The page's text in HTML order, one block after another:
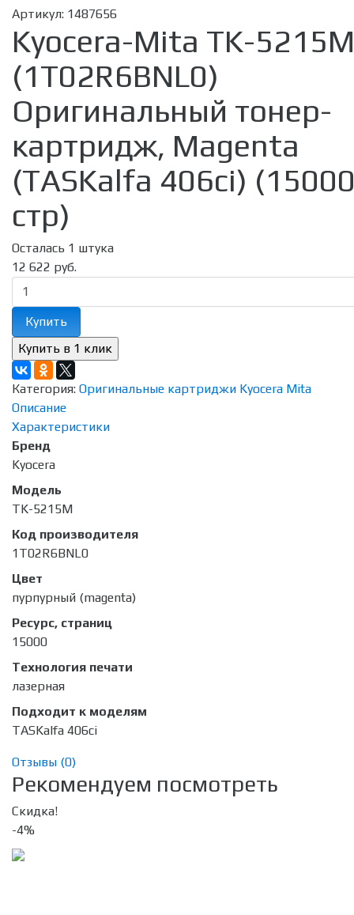
Артикул: 1487656
Kyocera-Mita TK-5215M
(1T02R6BNL0)
Оригинальный тонер-
картридж, Magenta
(TASKalfa 406ci)
стр)
Осталась 1 штука
12 622 руб.
Купить
Категория: Оригинальные картриджи Kyocera Mita
Описание
Характеристики
Бренд
Kyocera
Модель
TK-5215M
Код производителя
1T02R6BNL0
Цвет
пурпурный (magenta)
Ресурс, страниц
15000
Технология печати
лазерная
Подходит к моделям
TASKalfa 406ci
Отзывы (0)
Рекомендуем посмотреть
Скидка!
-4%